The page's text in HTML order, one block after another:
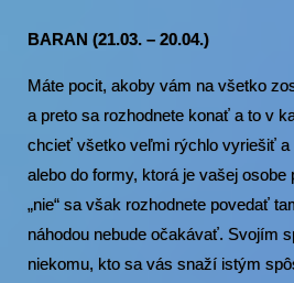
BARAN (21.03. – 20.04.)
Máte pocit, akoby vám na všetko
a preto sa rozhodnete konať a to v
chcieť všetko veľmi rýchlo vyriešiť
alebo do formy, ktorá je vašej osobe
„nie“ sa však rozhodnete povedať
náhodou nebude očakávať. Svojím
niekomu, kto sa vás snaží istým